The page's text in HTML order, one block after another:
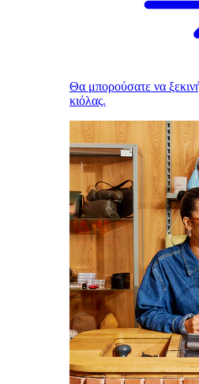
Θα μπορούσατε να
κιόλας.